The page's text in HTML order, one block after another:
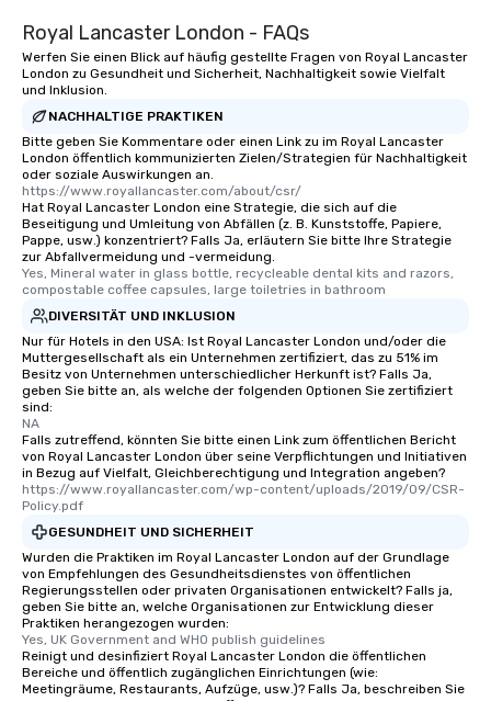
Royal Lancaster London - FAQs
Werfen Sie einen Blick auf häufig gestellte Fragen von Royal Lancaster
London zu Gesundheit und Sicherheit, Nachhaltigkeit sowie Vielfalt
und Inklusion.
NACHHALTIGE PRAKTIKEN
Bitte geben Sie Kommentare oder einen Link zu im Royal Lancaster
London öffentlich kommunizierten Zielen/Strategien für Nachhaltigkeit
oder soziale Auswirkungen an.
https://www.royallancaster.com/about/csr/
Hat Royal Lancaster London eine Strategie, die sich auf die
Beseitigung und Umleitung von Abfällen (z. B. Kunststoffe, Papiere,
Pappe, usw.) konzentriert? Falls Ja, erläutern Sie bitte Ihre Strategie
zur Abfallvermeidung und -vermeidung.
Yes, Mineral water in glass bottle, recycleable dental kits and razors,
compostable coffee capsules, large toiletries in bathroom
DIVERSITÄT UND INKLUSION
Nur für Hotels in den USA: Ist Royal Lancaster London und/oder die
Muttergesellschaft als ein Unternehmen zertifiziert, das zu 51% im
Besitz von Unternehmen unterschiedlicher Herkunft ist? Falls Ja,
geben Sie bitte an, als welche der folgenden Optionen Sie zertifiziert
sind:
NA
Falls zutreffend, könnten Sie bitte einen Link zum öffentlichen Bericht
von Royal Lancaster London über seine Verpflichtungen und Initiativen
in Bezug auf Vielfalt, Gleichberechtigung und Integration angeben?
https://www.royallancaster.com/wp-content/uploads/2019/09/CSR-
Policy.pdf
GESUNDHEIT UND SICHERHEIT
Wurden die Praktiken im Royal Lancaster London auf der Grundlage
von Empfehlungen des Gesundheitsdienstes von öffentlichen
Regierungsstellen oder privaten Organisationen entwickelt? Falls ja,
geben Sie bitte an, welche Organisationen zur Entwicklung dieser
Praktiken herangezogen wurden:
Yes, UK Government and WHO publish guidelines
Reinigt und desinfiziert Royal Lancaster London die öffentlichen
Bereiche und öffentlich zugänglichen Einrichtungen (wie:
Meetingräume, Restaurants, Aufzüge, usw.)? Falls Ja, beschreiben Sie